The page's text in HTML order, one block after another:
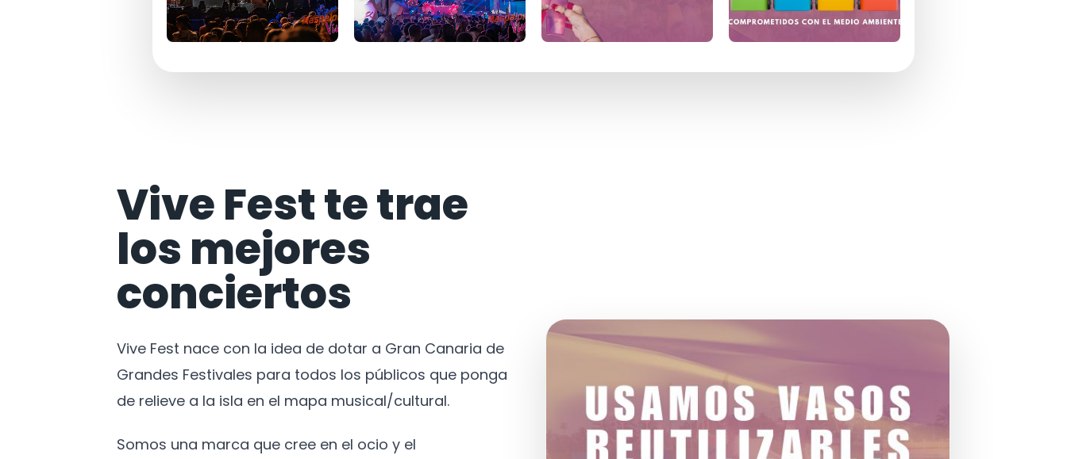
Vive Fest te trae
los mejores
conciertos
Vive Fest nace con la idea de dotar a Gran Canaria de
Grandes Festivales para todos los públicos que ponga
de relieve a la isla en el mapa musical/cultural.
Somos una marca que cree en el ocio y el